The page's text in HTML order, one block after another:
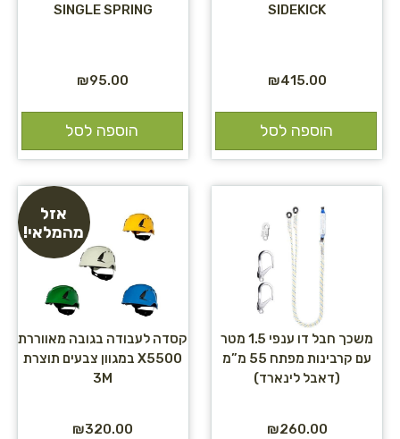
SIDEKICK
₪415.00
הוספה לסל
SINGLE SPRING
₪95.00
הוספה לסל
משכך חבל דו ענפי 1.5 מטר
עם קרבינות מפתח 55 מ”מ
(דאבל לינארד)
₪260.00
אזל
מהמלאי!
קסדה לעבודה בגובה מאווררת
X5500 במגוון צבעים תוצרת
3M
₪320.00